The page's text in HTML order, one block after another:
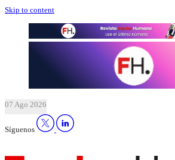
Skip to content
07 Ago 2026
Síguenos